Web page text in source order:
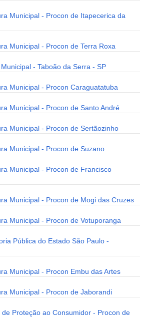
Municipal - Procon de Itapecerica da
Municipal - Procon de Terra Roxa
- Taboão da Serra - SP
Municipal - Procon Caraguatatuba
Municipal - Procon de Santo André
Municipal - Procon de Sertãozinho
Municipal - Procon de Suzano
Municipal - Procon de Francisco
Municipal - Procon de Mogi das Cruzes
Municipal - Procon de Votuporanga
Pública do Estado São Paulo -
Municipal - Procon Embu das Artes
Municipal - Procon de Jaborandi
de Proteção ao Consumidor - Procon de